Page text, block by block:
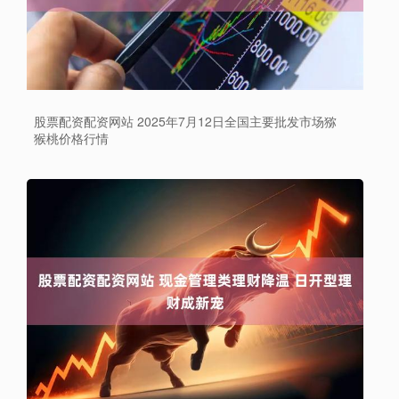
股票配资配资网站 2025年7月12日全国主要批发市场猕
猴桃价格行情